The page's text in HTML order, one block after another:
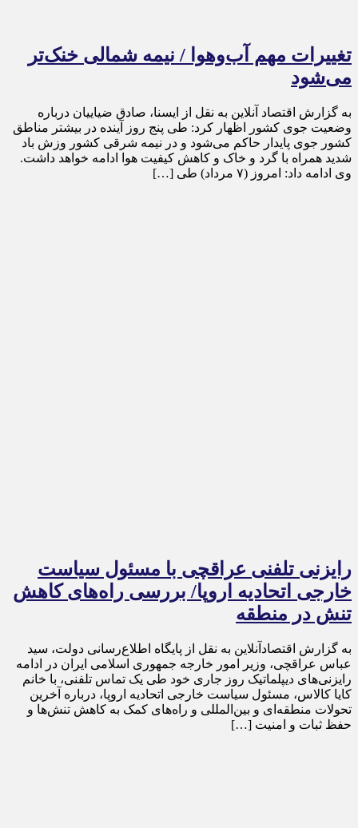
تغییرات مهم آب‌وهوا / نیمه شمالی خنک‌تر
می‌شود
به گزارش اقتصاد آنلاین به نقل از ایسنا، صادق ضیاییان درباره
وضعیت جوی کشور اظهار کرد: طی پنج روز آینده در بیشتر مناطق
کشور جوی پایدار حاکم می‌شود و در نیمه شرقی کشور وزش باد
شدید همراه با گرد و خاک و کاهش کیفیت هوا ادامه خواهد داشت.
وی ادامه داد: امروز (۷ مرداد) طی […]
رایزنی تلفنی عراقچی با مسئول سیاست
خارجی اتحادیه اروپا/ بررسی راه‌های کاهش
تنش در منطقه
به گزارش اقتصادآنلاین به نقل از پایگاه اطلاع‌رسانی دولت، سید
عباس عراقچی، وزیر امور خارجه جمهوری اسلامی ایران در ادامه
رایزنی‌های دیپلماتیک روز جاری خود طی یک تماس تلفنی، با خانم
کایا کالاس، مسئول سیاست خارجی اتحادیه اروپا، درباره آخرین
تحولات منطقه‌ای و بین‌المللی و راه‌های کمک به کاهش تنش‌ها و
حفظ ثبات و امنیت […]